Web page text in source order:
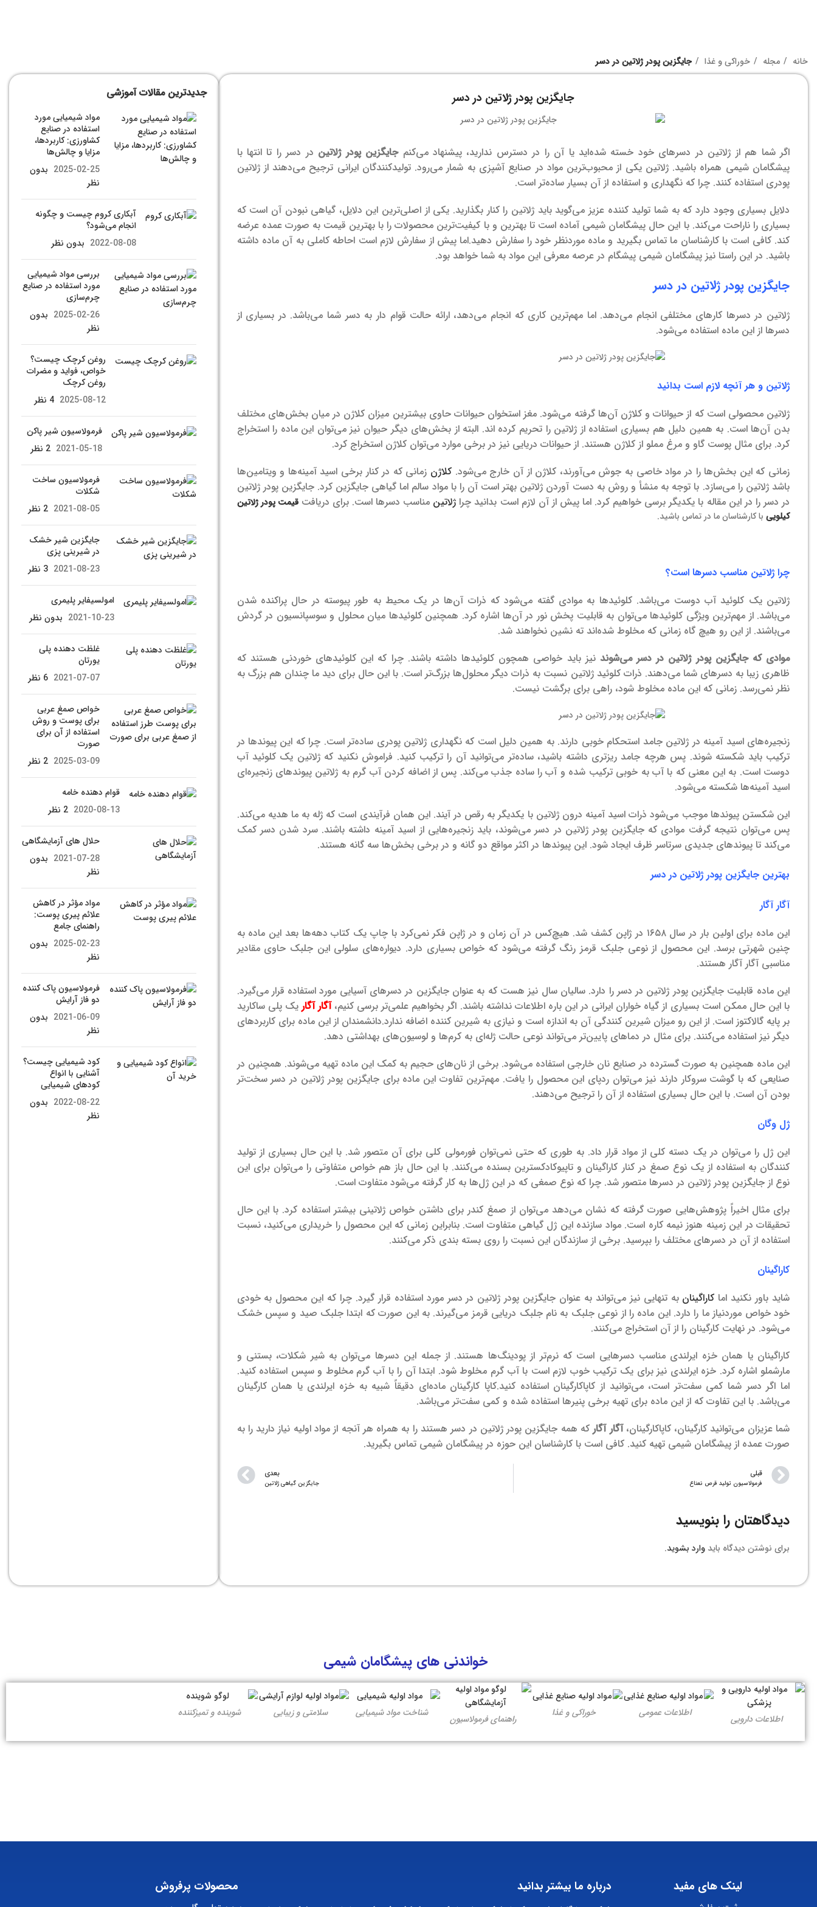
خانه مجله خوراکی و غذا جایگزین پودر ژلاتین در دسر
جایگزین پودر ژلاتین در دسر
اگر شما هم از ژلاتین در دسرهای خود خسته شده‌‌اید یا آن را در دسترس ندارید، پیشنهاد می‌کنمجایگزین پودر ژلاتین در دسر را تا انتها با
پیشگامان شیمی همراه باشید. ژلاتین یکی از محبوب‌ترین مواد در صنایع آشپزی به شمار می‌رود. تولیدکنندگان ایرانی ترجیح می‌دهند از ژلاتین
پودری استفاده کنند. چرا که نگهداری و استفاده از آن بسیار ساده‌تر است.
دلایل بسیاری وجود دارد که به شما تولید کننده عزیز می‌گوید باید ژلاتین را کنار بگذارید. یکی از اصلی‌ترین این دلایل، گیاهی نبودن آن است که
بسیاری را ناراحت می‌کند. با این حال پیشگامان شیمی آماده است تا بهترین و با کیفیت‌ترین محصولات را با بهترین قیمت به صورت عمده عرضه
کند. کافی است با کارشناسان ما تماس بگیرید و ماده موردنظر خود را سفارش دهید.اما پیش از سفارش لازم است احاطه کاملی به آن ماده داشته
باشید. در این راستا نیز پیشگامان شیمی پیشگام در عرصه معرفی این مواد به شما خواهد بود.
جایگزین پودر ژلاتین در دسر
ژلاتین در دسرها کارهای مختلفی انجام می‌دهد. اما مهم‌ترین کاری که انجام می‌دهد، ارائه حالت قوام دار به دسر شما می‌باشد. در بسیاری از
دسرها از این ماده استفاده می‌شود.
ژلاتین و هر آنچه لازم است بدانید
ژلاتین محصولی است که از حیوانات و کلاژن آن‌ها گرفته می‌شود. مغز استخوان حیوانات حاوی بیشترین میزان کلاژن در میان بخش‌های مختلف
بدن آن‌ها است. به همین دلیل هم بسیاری استفاده از ژلاتین را تحریم کرده اند. البته از بخش‌های دیگر حیوان نیز می‌توان این ماده را استخراج
کرد. برای مثال پوست گاو و مرغ مملو از کلاژن هستند. از حیوانات دریایی نیز در برخی موارد می‌توان کلاژن استخراج کرد.
زمانی که این بخش‌ها را در مواد خاصی به جوش می‌آورند، کلاژن از آن خارج می‌شود. کلاژن زمانی که در کنار برخی اسید آمینه‌ها و ویتامین‌ها
باشد ژلاتین را می‌سازد. با توجه به منشأ و روش به دست آوردن ژلاتین بهتر است آن را با مواد سالم اما گیاهی جایگزین کرد. جایگزین پودر ژلاتین
در دسر را در این مقاله با یکدیگر برسی خواهیم کرد. اما پیش از آن لازم است بدانید چرا ژلاتین مناسب دسرها است. برای دریافتقیمت پودر ژلاتین
کیلویی با کارشناسان ما در تماس باشید.
چرا ژلاتین مناسب دسرها است؟
ژلاتین یک کلوئید آب دوست می‌باشد. کلوئیدها به موادی گفته می‌شود که ذرات آن‌ها در یک محیط به طور پیوسته در حال پراکنده شدن
می‌باشد. از مهم‌ترین ویژگی کلوئید‌ها می‌توان به قابلیت پخش نور در آن‌ها اشاره کرد. همچنین کلوئیدها میان محلول و سوسپانسیون در گردش
می‌باشند. از این رو هیچ گاه زمانی که مخلوط شده‌‌اند ته نشین نخواهند شد.
موادی که جایگزین پودر ژلاتین در دسر می‌شوند نیز باید خواصی همچون کلوئید‌ها داشته باشند. چرا که این کلوئیدهای خوردنی هستند که
ظاهری زیبا به دسرهای شما می‌دهند. ذرات کلوئید ژلاتین نسبت به ذرات دیگر محلول‌ها بزرگ‌تر است. با این حال برای دید ما چندان هم بزرگ به
نظر نمی‌رسد. زمانی که این ماده مخلوط شود، راهی برای برگشت نیست.
زنجیره‌های اسید آمینه در ژلاتین جامد استحکام خوبی دارند. به همین دلیل است که نگهداری ژلاتین پودری ساده‌تر است. چرا که این پیوندها در
ترکیب باید شکسته شوند. پس هرچه جامد ریزتری داشته باشید، ساده‌تر می‌توانید آن را ترکیب کنید. فراموش نکنید که ژلاتین یک کلوئید آب
دوست است. به این معنی که با آب به خوبی ترکیب شده و آب را ساده جذب می‌کند. پس از اضافه کردن آب گرم به ژلاتین پیوندهای زنجیره‌‌ای
اسید آمینه‌ها شکسته می‌شود.
این شکستن پیوندها موجب می‌شود ذرات اسید آمینه درون ژلاتین با یکدیگر به رقص در آیند. این همان فرآیندی است که ژله به ما هدیه می‌کند.
پس می‌توان نتیجه گرفت موادی که جایگزین پودر ژلاتین در دسر می‌شوند، باید زنجیره‌هایی از اسید آمینه داشته باشند. سرد شدن دسر کمک
می‌کند تا پیوند‌های جدیدی سرتاسر ظرف ایجاد شود. این پیوندها در اکثر مواقع دو گانه و در برخی بخش‌ها سه گانه هستند.
بهترین جایگزین پودر ژلاتین در دسر
آگار آگار
این ماده برای اولین بار در سال ۱۶۵۸ در ژاپن کشف شد. هیچ‌کس در آن زمان و در ژاپن فکر نمی‌کرد با چاپ یک کتاب دهه‌ها بعد این ماده به
چنین شهرتی برسد. این محصول از نوعی جلبک قرمز رنگ گرفته می‌شود که خواص بسیاری دارد. دیواره‌های سلولی این جلبک حاوی مقادیر
مناسبی آگار آگار هستند.
این ماده قابلیت جایگزین پودر ژلاتین در دسر را دارد. سالیان سال نیز هست که به عنوان جایگزین در دسرهای آسیایی مورد استفاده قرار می‌گیرد.
با این حال ممکن است بسیاری از گیاه خواران ایرانی در این باره اطلاعات نداشته باشند. اگر بخواهیم علمی‌تر برسی کنیم،آگار آگار یک پلی ساکارید
بر پایه گالاکتوز است. از این رو میزان شیرین کنندگی آن به اندازه است و نیازی به شیرین کننده اضافه ندارد.دانشمندان از این ماده برای کاربردهای
دیگر نیز استفاده می‌کنند. برای مثال در دماهای پایین‌تر می‌تواند نوعی حالت ژله‌‌ای به کرم‌ها و لوسیون‌های بهداشتی دهد.
این ماده همچنین به صورت گسترده در صنایع نان خارجی استفاده می‌شود. برخی از نان‌های حجیم به کمک این ماده تهیه می‌شوند. همچنین در
صنایعی که با گوشت سروکار دارند نیز می‌توان ردپای این محصول را یافت. مهم‌ترین تفاوت این ماده برای جایگزین پودر ژلاتین در دسر سخت‌تر
بودن آن است. با این حال بسیاری استفاده از آن را ترجیح می‌دهند.
ژل وگان
این ژل را می‌توان در یک دسته کلی از مواد قرار داد. به طوری که حتی نمی‌توان فورمولی کلی برای آن متصور شد. با این حال بسیاری از تولید
کنندگان به استفاده از یک نوع صمغ در کنار کاراگینان و تاپیوکادکسترین بسنده می‌کنند. با این حال باز هم خواص متفاوتی را می‌توان برای این
نوع از جایگزین پودر ژلاتین در دسرها متصور شد. چرا که نوع صمغی که در این ژل‌ها به کار گرفته می‌شود متفاوت است.
برای مثال اخیراً پژوهش‌هایی صورت گرفته که نشان می‌دهد می‌توان از صمغ کندر برای داشتن خواص ژلاتینی بیشتر استفاده کرد. با این حال
تحقیقات در این زمینه هنوز نیمه کاره است. مواد سازنده این ژل گیاهی متفاوت است. بنابراین زمانی که این محصول را خریداری می‌کنید، نسبت
استفاده از آن در دسرهای مختلف را بپرسید. برخی از سازندگان این نسبت را روی بسته بندی ذکر می‌کنند.
کاراگینان
شاید باور نکنید اما کاراگینان به تنهایی نیز می‌تواند به عنوان جایگزین پودر ژلاتین در دسر مورد استفاده قرار گیرد. چرا که این محصول به خودی
خود خواص موردنیاز ما را دارد. این ماده را از نوعی جلبک به نام جلبک دریایی قرمز می‌گیرند. به این صورت که ابتدا جلبک صید و سپس خشک
می‌شود. در نهایت کارگینان را از آن استخراج می‌کنند.
کاراگینان یا همان خزه ایرلندی مناسب دسرهایی است که نرم‌تر از پودینگ‌ها هستند. از جمله این دسرها می‌توان به شیر شکلات، بستنی و
مارشملو اشاره کرد. خزه ایرلندی نیز برای یک ترکیب خوب لازم است با آب گرم مخلوط شود. ابتدا آن را با آب گرم مخلوط و سپس استفاده کنید.
اما اگر دسر شما کمی سفت‌تر است، می‌توانید از کاپاکارگینان استفاده کنید.کاپا کارگینان ماده‌‌ای دقیقاً شبیه به خزه ایرلندی یا همان کارگینان
می‌باشد. با این تفاوت که از این ماده برای تهیه برخی پنیرها استفاده شده و کمی سفت‌تر می‌باشد.
شما عزیزان می‌توانید کارگینان، کاپاکارگینان،آگار آگار که همه جایگزین پودر ژلاتین در دسر هستند را به همراه هر آنجه از مواد اولیه نیاز دارید را به
صورت عمده از پیشگامان شیمی تهیه کنید. کافی است با کارشناسان این حوزه در پیشگامان شیمی تماس بگیرید.
قبلی
فرمولاسیون تولید قرص نعناع
بعدی
جایگزین گیاهی ژلاتین
دیدگاهتان را بنویسید
برای نوشتن دیدگاه باید وارد بشوید.
جدیدترین مقالات آموزشی
مواد شیمیایی مورد
استفاده در صنایع
کشاورزی: کاربردها،
مزایا و چالش‌ها
2025-02-25 بدون
نظر
آبکاری کروم چیست و چگونه
انجام می‌شود؟
2022-08-08 بدون نظر
بررسی مواد شیمیایی
مورد استفاده در صنایع
چرم‌سازی
2025-02-26 بدون
نظر
روغن کرچک چیست؟
خواص، فواید و مضرات
روغن کرچک
2025-08-12 4 نظر
فرمولاسیون شیر پاکن
2021-05-18 2 نظر
فرمولاسیون ساخت
شکلات
2021-08-05 2 نظر
جایگزین شیر خشک
در شیرینی پزی
2021-08-23 3 نظر
امولسیفایر پلیمری
2021-10-23 بدون نظر
غلظت دهنده پلی
یورتان
2021-07-07 6 نظر
خواص صمغ عربی
برای پوست و روش
استفاده از آن برای
صورت
2025-03-09 2 نظر
قوام دهنده خامه
2020-08-13 2 نظر
حلال های آزمایشگاهی
2021-07-28 بدون
نظر
مواد مؤثر در کاهش
علائم پیری پوست:
راهنمای جامع
2025-02-23 بدون
نظر
فرمولاسیون پاک کننده
دو فاز آرایش
2021-06-09 بدون
نظر
کود شیمیایی چیست؟
آشنایی با انواع
کودهای شیمیایی
2022-08-22 بدون
نظر
خواندنی های پیشگامان شیمی
اطلاعات دارویی اطلاعات عمومی خوراکی و غذا راهنمای فرمولاسیون شناخت مواد شیمیایی سلامتی و زیبایی شوینده و تمیزکننده
لینک های مفید درباره ما بیشتر بدانید محصولات پرفروش